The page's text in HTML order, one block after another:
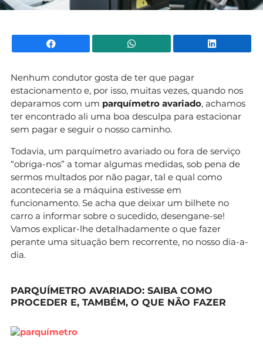
Facebook WhatsApp
Nenhum condutor gosta de ter que pagar
estacionamento e, por isso, muitas vezes, quando nos
deparamos com um parquímetro avariado, achamos
ter encontrado ali uma boa desculpa para estacionar
sem pagar e seguir o nosso caminho.
Todavia, um parquímetro avariado ou fora de serviço
“obriga-nos” a tomar algumas medidas, sob pena de
sermos multados por não pagar, tal e qual como
aconteceria se a máquina estivesse em
funcionamento. Se acha que deixar um bilhete no
carro a informar sobre o sucedido, desengane-se!
Vamos explicar-lhe detalhadamente o que fazer
perante uma situação bem recorrente, no nosso dia-a-
dia.
PARQUÍMETRO AVARIADO: SAIBA COMO
PROCEDER E, TAMBÉM, O QUE NÃO FAZER